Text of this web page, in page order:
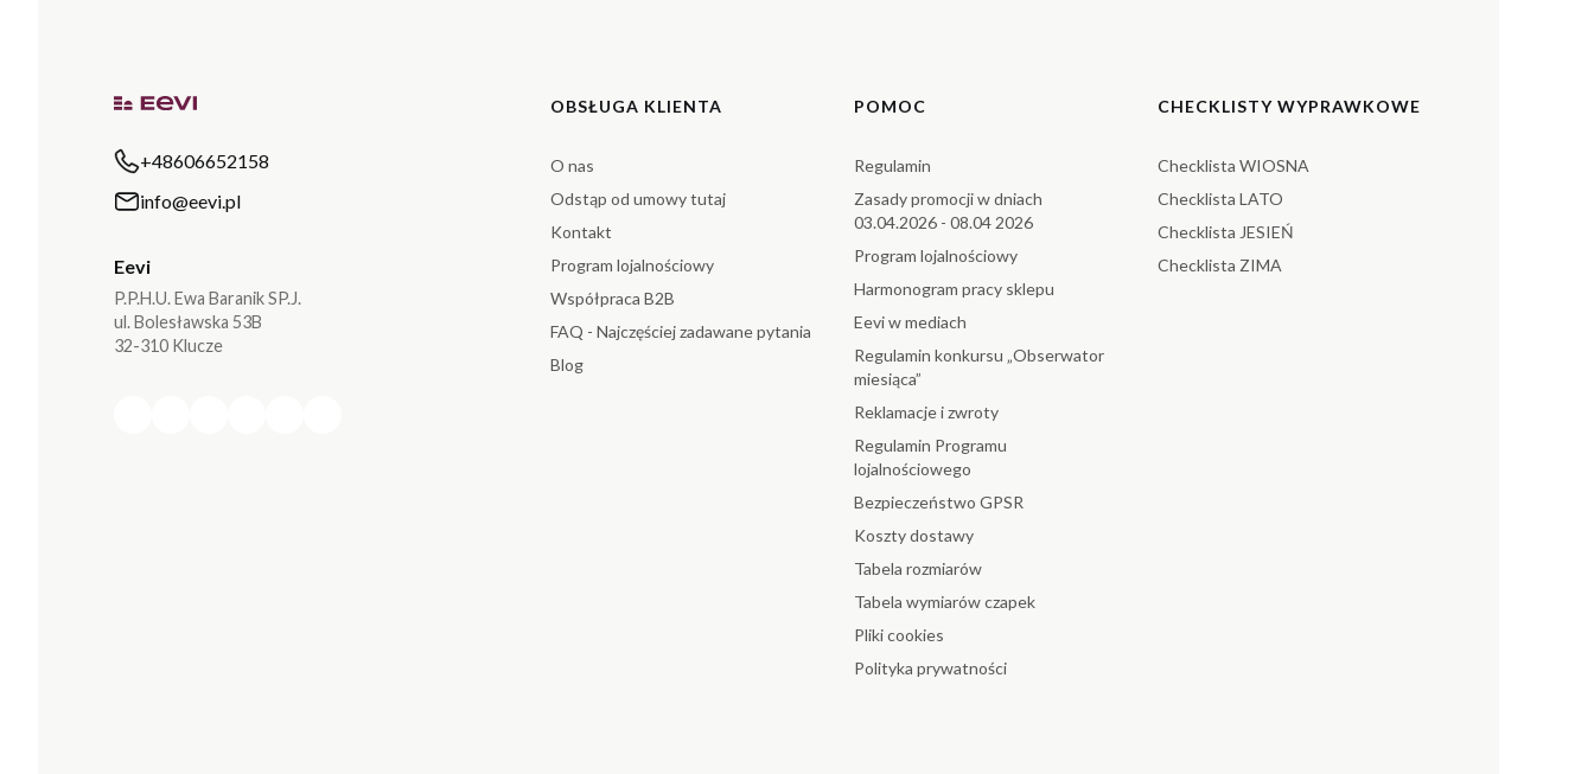
+48606652158
info@eevi.pl
Eevi
P.P.H.U. Ewa Baranik SP.J.
ul. Bolesławska 53B
32-310 Klucze
Linki w stopce
OBSŁUGA KLIENTA
O nas
Odstąp od umowy tutaj
Kontakt
Program lojalnościowy
Współpraca B2B
FAQ - Najczęściej zadawane pytania
Blog
POMOC
Regulamin
Zasady promocji w dniach
03.04.2026 - 08.04 2026
Program lojalnościowy
Harmonogram pracy sklepu
Eevi w mediach
Regulamin konkursu „Obserwator
miesiąca”
Reklamacje i zwroty
Regulamin Programu
lojalnościowego
Bezpieczeństwo GPSR
Koszty dostawy
Tabela rozmiarów
Tabela wymiarów czapek
Pliki cookies
Polityka prywatności
CHECKLISTY WYPRAWKOWE
Checklista WIOSNA
Checklista LATO
Checklista JESIEŃ
Checklista ZIMA